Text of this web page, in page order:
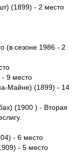
(1899) - 2 место
(в сезоне 1986 - 2
9 место
Майне) (1899) - 14
(1900 ) - Вторая
- 6 место
- 5 место